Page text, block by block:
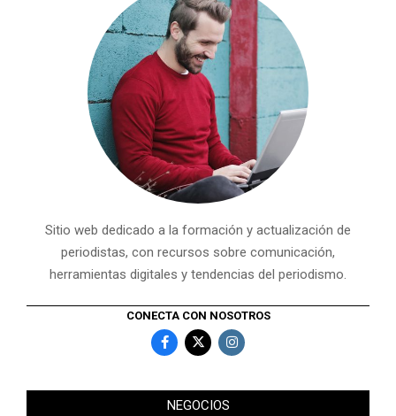
Sitio web dedicado a la formación y actualización de
periodistas, con recursos sobre comunicación,
herramientas digitales y tendencias del periodismo.
CONECTA CON NOSOTROS
NEGOCIOS